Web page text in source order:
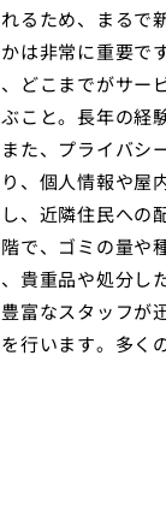
るため、まる
は非常に重要で
どこまでがサ
こと。長年の
た、プライバシ
、個人情報や
、近隣住民へ
で、ゴミの量
貴重品や処分
富なスタッフ
行います。多